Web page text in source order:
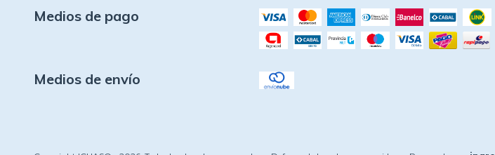
Medios de pago
Medios de envío